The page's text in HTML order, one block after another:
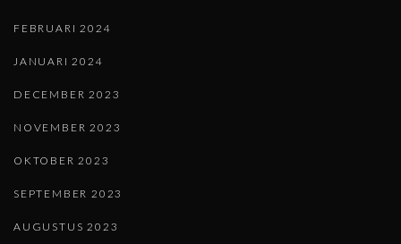
FEBRUARI 2024
JANUARI 2024
DECEMBER 2023
NOVEMBER 2023
OKTOBER 2023
SEPTEMBER 2023
AUGUSTUS 2023